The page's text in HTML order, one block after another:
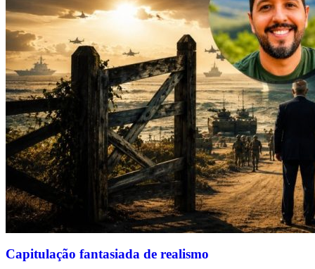
Capitulação fantasiada de realismo